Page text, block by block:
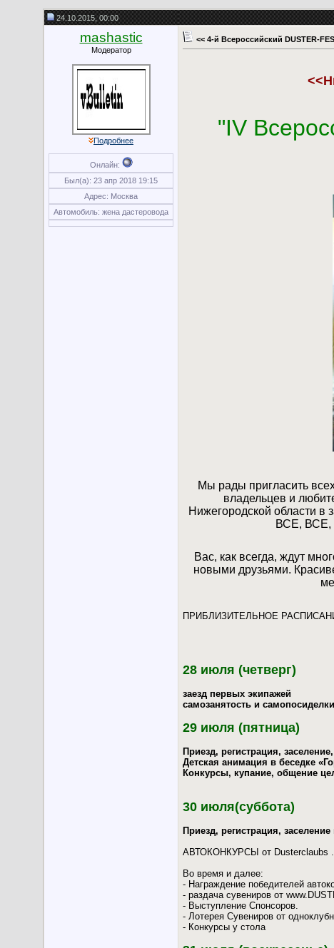
24.10.2015, 00:00
mashastic
Модератор
Подробнее
Онлайн:
Был(а): 23 апр 2018 19:15
Адрес: Москва
Автомобиль: жена дастеровода
<< 4-й Всероссийский DUSTER-
"IV
Мы рады пригласить
владельцев и
Нижегородской области в
ВСЕ, ВСЕ,
Вас, как всегда, ждут
новыми друзьями.
ПРИБЛИЗИТЕЛЬНОЕ
28 июля (четверг)
заезд первых экипажей
самозанятость и самопосиделки
29 июля (пятница)
Приезд, регистрация,
Детская анимация в беседке
Конкурсы, купание, общение
30 июля(суббота)
Приезд, регистрация,
АВТОКОНКУРСЫ от Dusterclaubs .
Во время и далее:
- Награждение победителей
- раздача сувениров от
- Выступление Спонсоров.
- Лотерея Сувениров от
- Конкурсы у стола